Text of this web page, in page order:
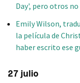
Day', pero otros
Emily Wilson,
la película de
haber escrito ese
27 julio